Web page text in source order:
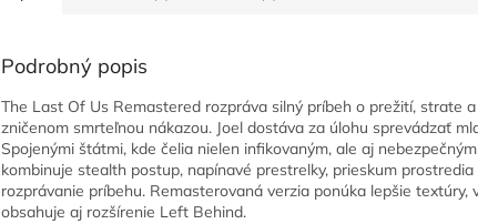
Podrobný popis
The Last Of Us Remastered rozpráva silný príbeh o prežití, strate
zničenom smrteľnou nákazou. Joel dostáva za úlohu sprevádzať
Spojenými štátmi, kde čelia nielen infikovaným, ale aj
kombinuje stealth postup, napínavé prestrelky, prieskum prostredia
rozprávanie príbehu. Remasterovaná verzia ponúka lepšie textúry,
obsahuje aj rozšírenie Left Behind.